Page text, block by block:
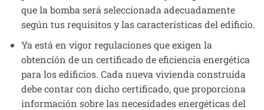
que la bomba será seleccionada adecuadamente
según tus requisitos y las características del edificio.
Ya está en vigor regulaciones que exigen la
obtención de un certificado de eficiencia energética
para los edificios. Cada nueva vivienda construida
debe contar con dicho certificado, que proporciona
información sobre las necesidades energéticas del